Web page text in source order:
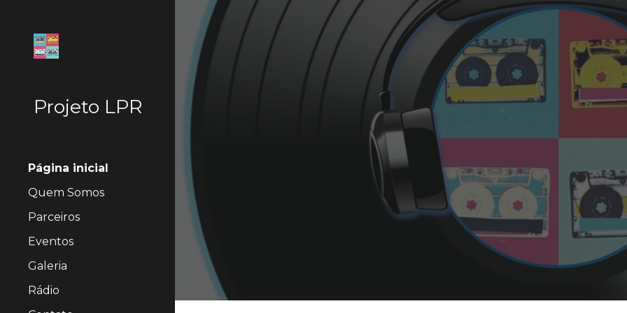
Skip to main content Skip to
Projeto LPR
Página inicial
Quem Somos
Parceiros
Eventos
Galeria
Rádio